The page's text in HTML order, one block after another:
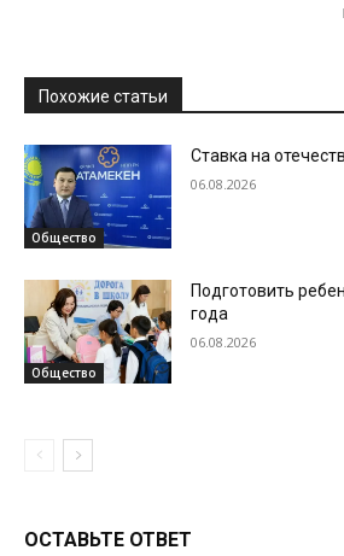
Похожие статьи
Общество
Ставка на
06.08.2026
Общество
Подготовить
года
06.08.2026
ОСТАВЬТЕ ОТВЕТ